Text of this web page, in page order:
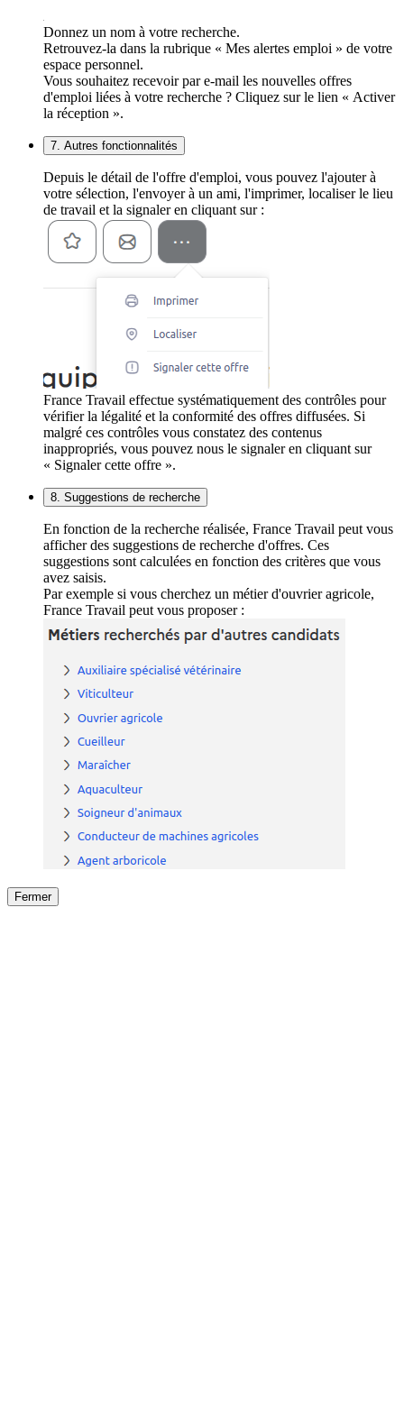
Donnez un nom à votre recherche.
Retrouvez-la dans la rubrique « Mes alertes emploi » de votre
espace personnel.
Vous souhaitez recevoir par e-mail les nouvelles offres
d'emploi liées à votre recherche ? Cliquez sur le lien « Activer
la réception ».
7. Autres fonctionnalités
Depuis le détail de l'offre d'emploi, vous pouvez l'ajouter à
votre sélection, l'envoyer à un ami, l'imprimer, localiser le lieu
de travail et la signaler en cliquant sur :
France Travail effectue systématiquement des contrôles pour
vérifier la légalité et la conformité des offres diffusées. Si
malgré ces contrôles vous constatez des contenus
inappropriés, vous pouvez nous le signaler en cliquant sur
« Signaler cette offre ».
8. Suggestions de recherche
En fonction de la recherche réalisée, France Travail peut vous
afficher des suggestions de recherche d'offres. Ces
suggestions sont calculées en fonction des critères que vous
avez saisis.
Par exemple si vous cherchez un métier d'ouvrier agricole,
France Travail peut vous proposer :
Fermer